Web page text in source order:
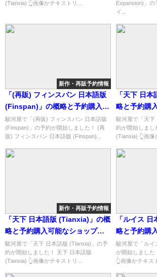
(Tianxia) 👆画像かテキストリ...
介！
Expansion)」の
イ...
新作・再販予約情報
「(再販) フィンスパン 日本語版
(Finspan)」の概略と予約購入可
能なショップ紹介！
駿河屋で「(再販) フィンスパン 日本語版
(Finspan)」の予約が開始しました！ (再
販) フィンスパン 日本語版 (Finspan)...
「天下 日
略と予約購
介！
駿河屋で「天下
約が開始しまし
(Tianxia) 👆画像
新作・再販予約情報
「天下 日本語版 (Tianxia)」の概
略と予約購入可能なショップ紹
介！
駿河屋で「天下 日本語版 (Tianxia)」の予
約が開始しました！ 天下 日本語版
(Tianxia) 👆画像かテキストリ...
「ルイス
略と予約購
介！
駿河屋で「ルイ
が開始しました
👆画像かテキス